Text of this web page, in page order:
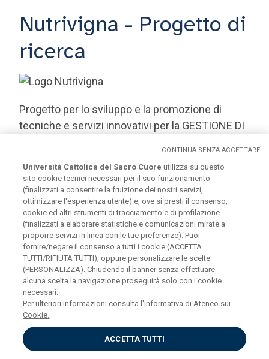
Nutrivigna - Progetto di
ricerca
Progetto per lo sviluppo e la promozione di
tecniche e servizi innovativi per la GESTIONE DI
SCOPRI DI PIÙ
Università Cattolica del Sacro Cuore
Largo A. Gemelli, 1 - 20123 Milano
Privacy
Cookies
Impostazione dei Cookies
Università Cattolica del Sacro Cuore utilizza su questo
sito cookie tecnici necessari per il suo funzionamento
(finalizzati a consentire la fruizione dei nostri servizi,
ottimizzare l'esperienza utente) e, ove si presti il consenso,
cookie ed altri strumenti di tracciamento e di profilazione
(finalizzati a elaborare statistiche e comunicazioni mirate a
proporre servizi in linea con le tue preferenze). Puoi
fornire/negare il consenso a tutti i cookie (ACCETTA
TUTTI/RIFIUTA TUTTI), oppure personalizzare le scelte
(PERSONALIZZA). Chiudendo il banner senza effettuare
alcuna scelta la navigazione proseguirà solo con i cookie
necessari.
Per ulteriori informazioni consulta l'informativa di Ateneo sui
Cookie.
ACCETTA TUTTI
CONTINUA SENZA ACCETTARE